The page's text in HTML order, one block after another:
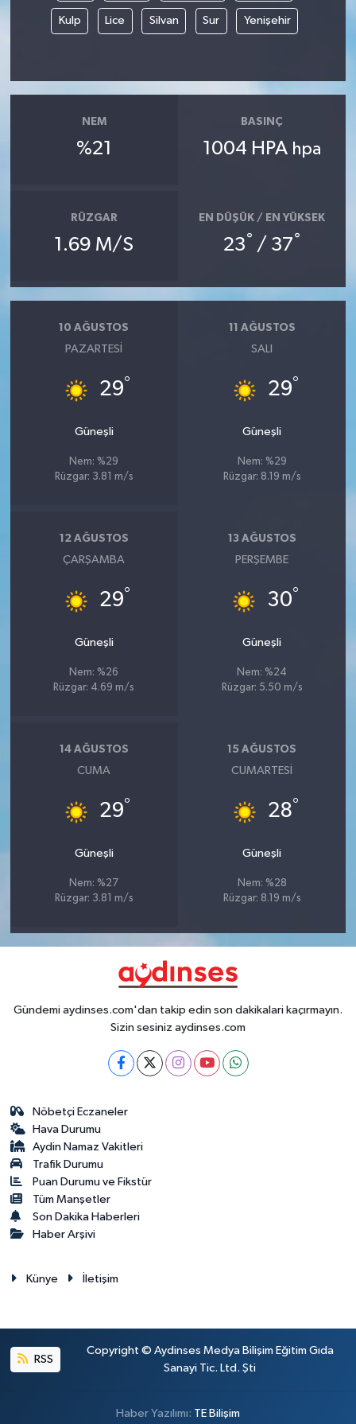
Kulp Lice Silvan Sur Yenişehir
NEM
%21
BASINÇ
1004 HPA hpa
RÜZGAR
1.69 M/S
EN DÜŞÜK / EN YÜKSEK
23° / 37°
10 AĞUSTOS
PAZARTESI
29°
Güneşli
Nem: %29
Rüzgar: 3.81 m/s
11 AĞUSTOS
SALI
29°
Güneşli
Nem: %29
Rüzgar: 8.19 m/s
12 AĞUSTOS
ÇARŞAMBA
29°
Güneşli
Nem: %26
Rüzgar: 4.69 m/s
13 AĞUSTOS
PERŞEMBE
30°
Güneşli
Nem: %24
Rüzgar: 5.50 m/s
14 AĞUSTOS
CUMA
29°
Güneşli
Nem: %27
Rüzgar: 3.81 m/s
15 AĞUSTOS
CUMARTESI
28°
Güneşli
Nem: %28
Rüzgar: 8.19 m/s
Gündemi aydinses.com'dan takip edin son dakikalari kaçırmayın.
Sizin sesiniz aydinses.com
Nöbetçi Eczaneler
Hava Durumu
Aydin Namaz Vakitleri
Trafik Durumu
Puan Durumu ve Fikstür
Tüm Manşetler
Son Dakika Haberleri
Haber Arşivi
Künye İletişim
RSS
Copyright © Aydinses Medya Bilişim Eğitim Gıda
Sanayi Tic. Ltd. Şti
Haber Yazılımı: TE Bilişim